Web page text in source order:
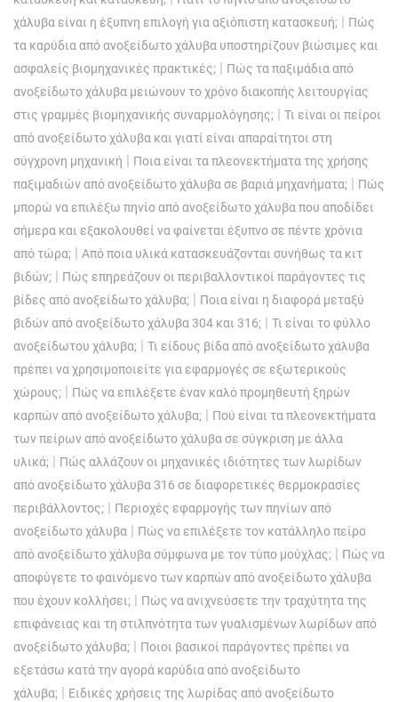
χάλυβα είναι η έξυπνη επιλογή για αξιόπιστη κατασκευή; | Πώς
τα καρύδια από ανοξείδωτο χάλυβα υποστηρίζουν βιώσιμες και
ασφαλείς βιομηχανικές πρακτικές; | Πώς τα παξιμάδια από
ανοξείδωτο χάλυβα μειώνουν το χρόνο διακοπής λειτουργίας
στις γραμμές βιομηχανικής συναρμολόγησης; | Τι είναι οι πείροι
από ανοξείδωτο χάλυβα και γιατί είναι απαραίτητοι στη
σύγχρονη μηχανική | Ποια είναι τα πλεονεκτήματα της χρήσης
παξιμαδιών από ανοξείδωτο χάλυβα σε βαριά μηχανήματα; | Πώς
μπορώ να επιλέξω πηνίο από ανοξείδωτο χάλυβα που αποδίδει
σήμερα και εξακολουθεί να φαίνεται έξυπνο σε πέντε χρόνια
από τώρα; | Από ποια υλικά κατασκευάζονται συνήθως τα κιτ
βιδών; | Πώς επηρεάζουν οι περιβαλλοντικοί παράγοντες τις
βίδες από ανοξείδωτο χάλυβα; | Ποια είναι η διαφορά μεταξύ
βιδών από ανοξείδωτο χάλυβα 304 και 316; | Τι είναι το φύλλο
ανοξείδωτου χάλυβα; | Τι είδους βίδα από ανοξείδωτο χάλυβα
πρέπει να χρησιμοποιείτε για εφαρμογές σε εξωτερικούς
χώρους; | Πώς να επιλέξετε έναν καλό προμηθευτή ξηρών
καρπών από ανοξείδωτο χάλυβα; | Πού είναι τα πλεονεκτήματα
των πείρων από ανοξείδωτο χάλυβα σε σύγκριση με άλλα
υλικά; | Πώς αλλάζουν οι μηχανικές ιδιότητες των λωρίδων
από ανοξείδωτο χάλυβα 316 σε διαφορετικές θερμοκρασίες
περιβάλλοντος; | Περιοχές εφαρμογής των πηνίων από
ανοξείδωτο χάλυβα | Πώς να επιλέξετε τον κατάλληλο πείρο
από ανοξείδωτο χάλυβα σύμφωνα με τον τύπο μούχλας; | Πώς να
αποφύγετε το φαινόμενο των καρπών από ανοξείδωτο χάλυβα
που έχουν κολλήσει; | Πώς να ανιχνεύσετε την τραχύτητα της
επιφάνειας και τη στιλπνότητα των γυαλισμένων λωρίδων από
ανοξείδωτο χάλυβα; | Ποιοι βασικοί παράγοντες πρέπει να
εξετάσω κατά την αγορά καρύδια από ανοξείδωτο
χάλυβα; | Ειδικές χρήσεις της λωρίδας από ανοξείδωτο